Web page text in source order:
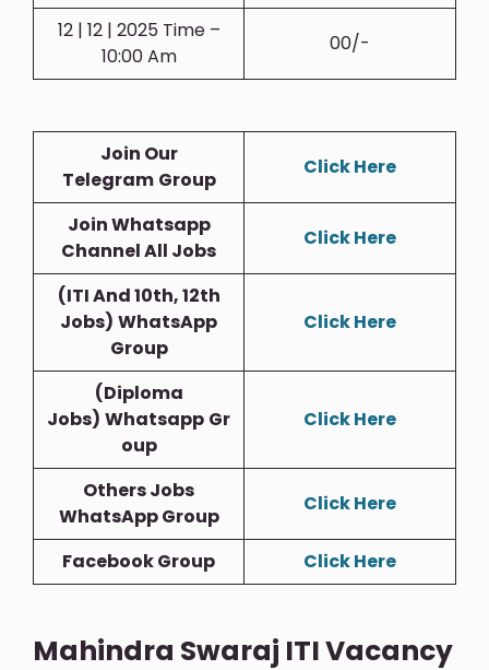
12 | 12 | 2025 Time –
10:00 Am
00/-
Join Our
Telegram Group
Click Here
Join Whatsapp
Channel All Jobs
Click Here
(ITI And 10th, 12th
Jobs) WhatsApp
Group
Click Here
(Diploma
Jobs) Whatsapp Gr
Oup
Click Here
Others Jobs
WhatsApp Group
Click Here
Facebook Group Click Here
Mahindra Swaraj ITI Vacancy